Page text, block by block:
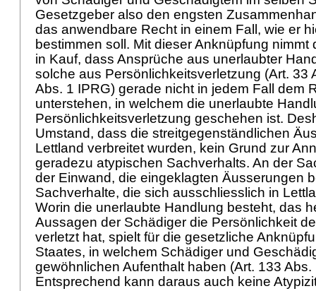
Gesetzgeber also den engsten
das anwendbare Recht in einem Fall, wie er
bestimmen soll. Mit dieser Anknüpfung
in Kauf, dass Ansprüche aus unerlaubter
solche aus Persönlichkeitsverletzung (Art. 33
Abs. 1 IPRG) gerade nicht in jedem Fall dem
unterstehen, in welchem die unerlaubte
Persönlichkeitsverletzung geschehen ist.
Umstand, dass die streitgegenständlichen
Lettland verbreitet wurden, kein Grund zur
geradezu atypischen Sachverhalts. An der
der Einwand, die eingeklagten Äusserungen
Sachverhalte, die sich ausschliesslich in
Worin die unerlaubte Handlung besteht, das
Aussagen der Schädiger die Persönlichkeit
verletzt hat, spielt für die gesetzliche
Staates, in welchem Schädiger und
gewöhnlichen Aufenthalt haben (Art. 133 Abs.
Entsprechend kann daraus auch keine